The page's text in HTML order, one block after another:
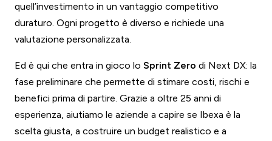
quell’investimento in un vantaggio competitivo
duraturo. Ogni progetto è diverso e richiede una
valutazione personalizzata.
Ed è qui che entra in gioco lo Sprint Zero di Next DX: la
fase preliminare che permette di stimare costi, rischi e
benefici prima di partire. Grazie a oltre 25 anni di
esperienza, aiutiamo le aziende a capire se Ibexa è la
scelta giusta, a costruire un budget realistico e a